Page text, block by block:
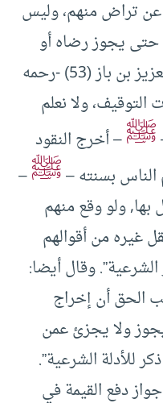
عن تراض منهم، وليس
حتى يجوز رضاه أو
إبراءه. قال الشيخ عبد العزيز بن باز (53) -رحمه
التوقيف، ولا نعلم
ﷺ– أخرج النقود
الناس بسنته –ﷺ–
ولو وقع منهم
غيره من أقوالهم
الشرعية”. وقال أيضا:
الحق أن إخراج
ولا يجزئ عمن
للأدلة الشرعية”.
(54) إلى جواز دفع القيمة في